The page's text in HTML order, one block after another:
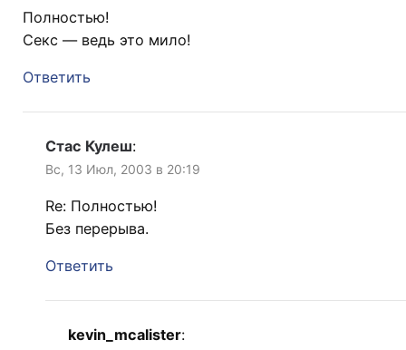
Полностью!
Секс — ведь это мило!
Ответить
Стас Кулеш:
Вс, 13 Июл, 2003 в 20:19
Re: Полностью!
Без перерыва.
Ответить
kevin_mcalister: